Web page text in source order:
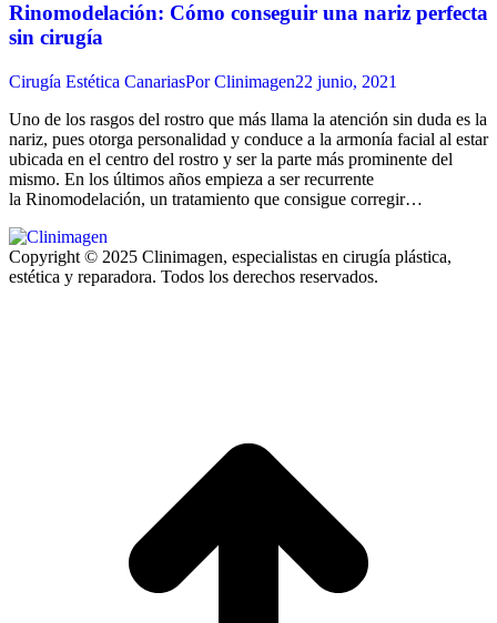
Rinomodelación: Cómo conseguir una nariz perfecta
sin cirugía
Cirugía Estética CanariasPorClinimagen22 junio, 2021
Uno de los rasgos del rostro que más llama la atención sin duda es la
nariz, pues otorga personalidad y conduce a la armonía facial al estar
ubicada en el centro del rostro y ser la parte más prominente del
mismo. En los últimos años empieza a ser recurrente
la Rinomodelación, un tratamiento que consigue corregir…
Copyright © 2025 Clinimagen, especialistas en cirugía plástica,
estética y reparadora. Todos los derechos reservados.